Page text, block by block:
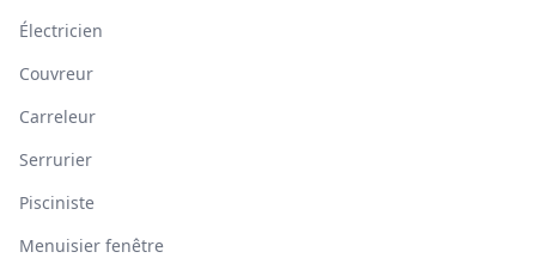
Électricien
Couvreur
Carreleur
Serrurier
Pisciniste
Menuisier fenêtre